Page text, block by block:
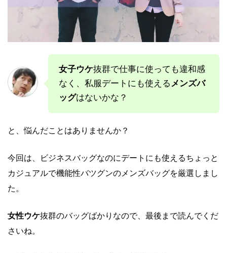
女子ウケ抜群で仕事に使っても違和感
なく、私服デートにも使える メンズバ
ッグはないかな？
と、悩んだことはありませんか？
今回は、ビジネスバッグなのにデートにも使えるちょっと
カジュアルで機能性バツグンのメンズバッグを厳選しまし
た。
女性ウケ抜群のバッグばかりなので、最後まで読んでくだ
さいね。